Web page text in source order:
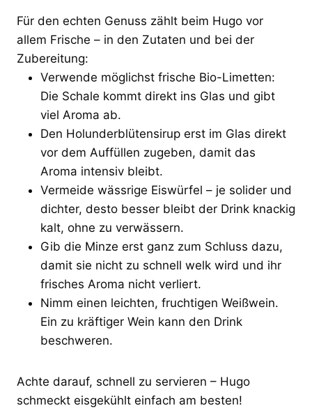
Für den echten Genuss zählt beim Hugo vor
allem Frische – in den Zutaten und bei der
Zubereitung:
Verwende möglichst frische Bio-Limetten:
Die Schale kommt direkt ins Glas und gibt
viel Aroma ab.
Den Holunderblütensirup erst im Glas direkt
vor dem Auffüllen zugeben, damit das
Aroma intensiv bleibt.
Vermeide wässrige Eiswürfel – je solider und
dichter, desto besser bleibt der Drink knackig
kalt, ohne zu verwässern.
Gib die Minze erst ganz zum Schluss dazu,
damit sie nicht zu schnell welk wird und ihr
frisches Aroma nicht verliert.
Nimm einen leichten, fruchtigen Weißwein.
Ein zu kräftiger Wein kann den Drink
beschweren.
Achte darauf, schnell zu servieren – Hugo
schmeckt eisgekühlt einfach am besten!